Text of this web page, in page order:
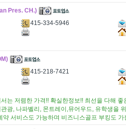
Pres. CH.)
415-334-5946
415-218-7421
는 저렴한 가격!! 확실한정보!! 최선을 다해
광, 나파벨리, 몬트레이,뮤어우드, 유학생을
서비스도 가능하며 비즈니스골프 부킹도 가